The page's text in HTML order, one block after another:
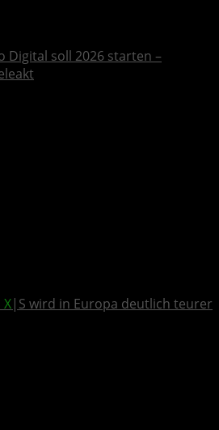
Digital soll 2026 starten –
X|S wird in Europa deutlich teurer